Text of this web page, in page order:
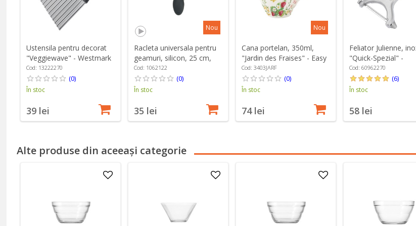
Ustensila pentru decorat
"Veggiewave" - Westmark
Cod: 13222270
(0)
În stoc
39 lei
Nou
Racleta universala pentru
geamuri, silicon, 25 cm,
"Good Grips" - OXO
Cod: 1062122
(0)
În stoc
35 lei
Nou
Cana portelan, 350ml,
"Jardin des Fraises" - Easy
Life
Cod: 3403JARF
(0)
În stoc
74 lei
Feliator Julienne,
"Quick-Spezial" -
Westmark
Cod: 60962270
(6)
În stoc
58 lei
Alte produse din aceeași categorie